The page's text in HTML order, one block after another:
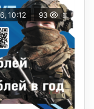
10:12 93